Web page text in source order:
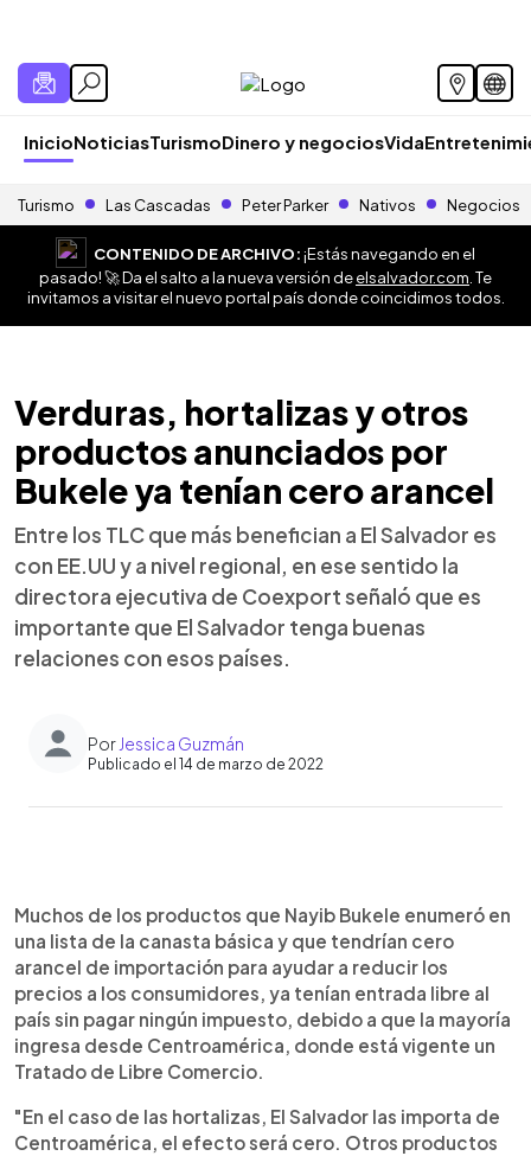
InicioNoticiasTurismoDinero y negociosVida
Turismo Las Cascadas Peter Parker Nativos Negocios
CONTENIDO DE ARCHIVO:¡Estás navegando en el
pasado! 🚀 Da el salto a la nueva versión deelsalvador.com . Te
invitamos a visitar el nuevo portal país donde coincidimos todos.
Verduras, hortalizas y otros
productos anunciados por
Bukele ya tenían cero arancel
Entre los TLC que más benefician a El Salvador es
con EE.UU y a nivel regional, en ese sentido la
directora ejecutiva de Coexport señaló que es
importante que El Salvador tenga buenas
relaciones con esos países.
Por Jessica Guzmán
Publicado el 14 de marzo de 2022
Escuchar artículo
Muchos de los productos que Nayib Bukele enumeró en
una lista de la canasta básica y que tendrían cero
arancel de importación para ayudar a reducir los
precios a los consumidores, ya tenían entrada libre al
país sin pagar ningún impuesto, debido a que la mayoría
ingresa desde Centroamérica, donde está vigente un
Tratado de Libre Comercio.
"En el caso de las hortalizas, El Salvador las importa de
Centroamérica, el efecto será cero. Otros productos